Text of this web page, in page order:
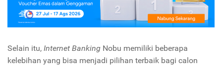
Selain itu, Internet Banking Nobu memiliki beberapa
kelebihan yang bisa menjadi pilihan terbaik bagi calon